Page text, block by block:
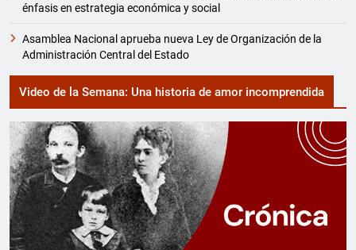
énfasis en estrategia económica y social
Asamblea Nacional aprueba nueva Ley de Organización de la
Administración Central del Estado
Video de la Semana: Una historia de amor incomprendida